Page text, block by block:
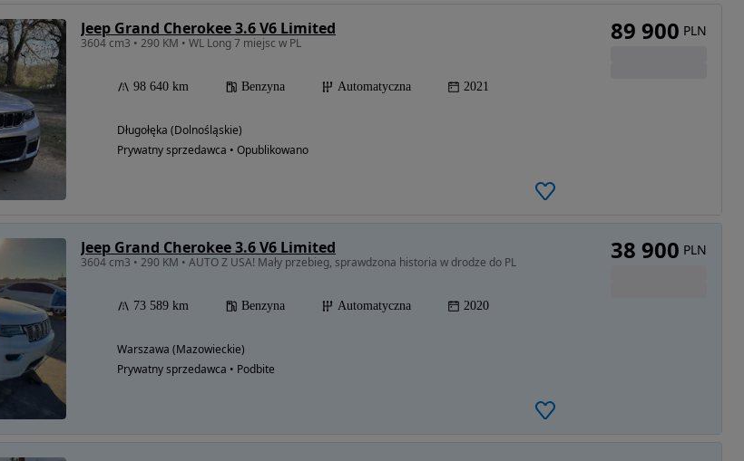
Jeep Grand Cherokee 3.6 V6 Limited
3604 cm3 • 290 KM • WL Long 7 miejsc w PL
98 640 km Benzyna Automatyczna 2021
Długołęka (Dolnośląskie)
Prywatny sprzedawca • Opublikowano
89 900 PLN
Jeep Grand Cherokee 3.6 V6 Limited
3604 cm3 • 290 KM • AUTO Z USA! Mały przebieg, sprawdzona historia w drodze do PL
73 589 km Benzyna Automatyczna 2020
Warszawa (Mazowieckie)
Prywatny sprzedawca • Podbite
38 900 PLN